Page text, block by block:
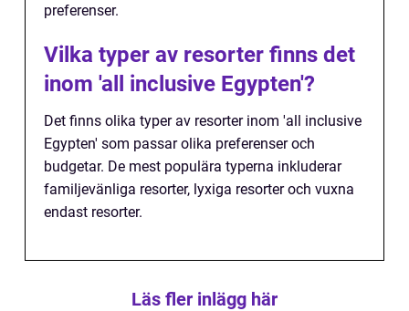
preferenser.
Vilka typer av resorter finns det
inom 'all inclusive Egypten'?
Det finns olika typer av resorter inom 'all inclusive
Egypten' som passar olika preferenser och
budgetar. De mest populära typerna inkluderar
familjevänliga resorter, lyxiga resorter och vuxna
endast resorter.
Läs fler inlägg här